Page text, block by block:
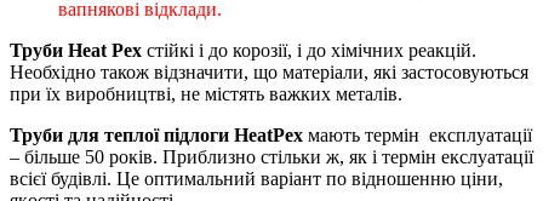
вапнякові відклади.
Труби Heat Pex стійкі і до корозії, і до хімічних реакцій.
Необхідно також відзначити, що матеріали, які застосовуються
при їх виробництві, не містять важких металів.
Труби для теплої підлоги HeatPex мають термін експлуатації
– більше 50 років. Приблизно стільки ж, як і термін екслуатації
всієї будівлі. Це оптимальний варіант по відношенню ціни,